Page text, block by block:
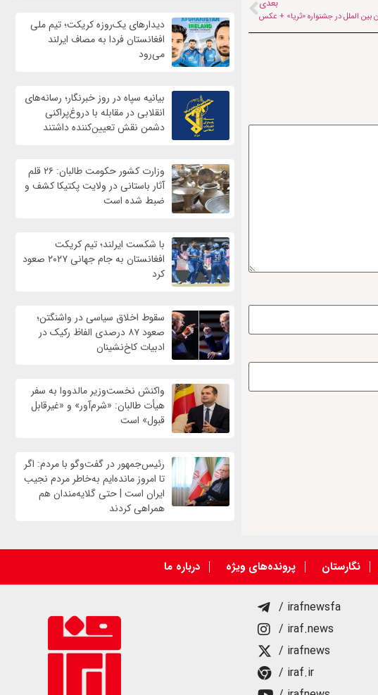
بعدی
بین الملل در جشنواره «ثریا» + عکس
دیدارهای یک‌روزه کریکت؛ تیم ملی
افغانستان فردا به مصاف ایرلند
می‌رود
بیانیه سپاه در روز خبرنگار؛ رسانه‌های
انقلابی در مقابله با دروغ‌پراکنی
دشمن نقش تعیین‌کننده داشتند
وزارت کشور حکومت طالبان: ۲۶ قلم
آثار باستانی در ولایت پکتیکا کشف و
ضبط شده است
با شکست ایرلند؛ تیم کریکت
افغانستان به جام جهانی ۲۰۲۷ صعود
کرد
سقوط اخلاق سیاسی در واشنگتن؛
صعود ۸۷ درصدی الفاظ رکیک در
ادبیات کاخ‌نشینان
واکنش نخست‌وزیر مالدووا به سفر
هیأت طالبان: «شرم‌آور» و «غیرقابل
قبول» است
رئیس‌جمهور در گفت‌وگو با مردم: اگر
تا امروز مانده‌ایم به‌خاطر مردم نجیب
ایران است | حتی گلایه‌مندان هم
همراهی کردند
نگارستان پرونده‌های ویژه درباره ما
/ irafnewsfa
/ iraf.news
/ irafnews
/ iraf.ir